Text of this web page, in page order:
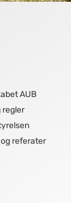
AUB
regler
referater